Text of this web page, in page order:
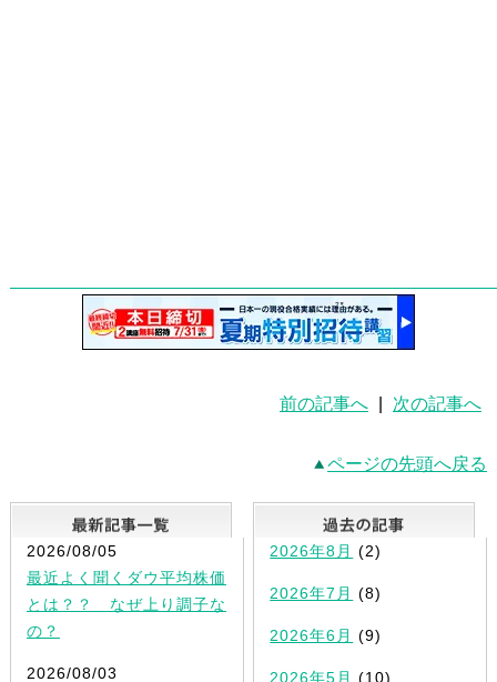
前の記事へ 次の記事へ
ページの先頭へ戻る
最新記事一覧
2026/08/05
最近よく聞くダウ平均株価
とは？？ なぜ上り調子な
の？
2026/08/03
2026年8月 (2)
2026年7月 (8)
2026年6月 (9)
2026年5月 (10)